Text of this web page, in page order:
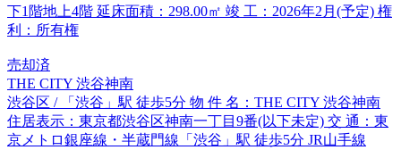
下1階地上4階 延床面積：298.00㎡ 竣 工：2026年2月(予定) 権
利：所有権
売却済
THE CITY 渋谷神南
渋谷区 / 「渋谷」駅 徒歩5分 物 件 名：THE CITY 渋谷神南
住居表示：東京都渋谷区神南一丁目9番(以下未定) 交 通：東
京メトロ銀座線・半蔵門線「渋谷」駅 徒歩5分 JR山手線